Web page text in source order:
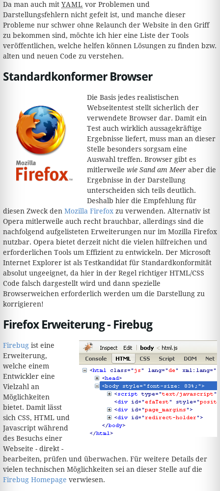
Da man auch mit YAML vor Problemen und
Darstellungsfehlern nicht gefeit ist, und manche dieser
Probleme nur schwer ohne Relaunch der Website in den Griff
zu bekommen sind, möchte ich hier eine Liste der Tools
veröffentlichen, welche helfen können Lösungen zu finden bzw.
alten und neuen Code zu verstehen.
Standardkonformer Browser
Die Basis jedes realistischen
Webseitentest stellt sicherlich der
verwendete Browser dar. Damit ein
Test auch wirklich aussagekräftige
Ergebnisse liefert, muss man an dieser
Stelle besonders sorgsam eine
Auswahl treffen. Browser gibt es
mitlerweile wie Sand am Meer aber die
Ergebnisse in der Darstellung
unterscheiden sich teils deutlich.
Deshalb hier die Empfehlung für
diesen Zweck den Mozilla Firefox zu verwenden. Alternativ ist
Opera mitlerweile auch recht brauchbar, allerdings sind die
nachfolgend aufgelisteten Erweiterungen nur im Mozilla Firefox
nutzbar. Opera bietet derzeit nicht die vielen hilfreichen und
erforderlichen Tools um Effizient zu entwickeln. Der Microsoft
Internet Explorer ist als Testkandidat für Standardkonformität
absolut ungeeignet, da hier in der Regel richtiger HTML/CSS
Code falsch dargestellt wird und dann spezielle
Browserweichen erforderlich werden um die Darstellung zu
korrigieren!
Firefox Erweiterung - Firebug
Firebug ist eine
Erweiterung,
welche einem
Entwickler eine
Vielzahl an
Möglichkeiten
bietet. Damit lässt
sich CSS, HTML und
Javascript während
des Besuchs einer
Webseite - direkt -
bearbeiten, prüfen und überwachen. Für weitere Details der
vielen technischen Möglichkeiten sei an dieser Stelle auf die
Firebug Homepage verwiesen.